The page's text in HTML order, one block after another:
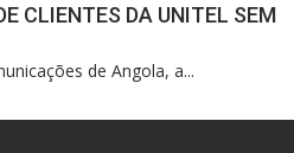
CLIENTES DA UNITEL SEM
de Angola, a...